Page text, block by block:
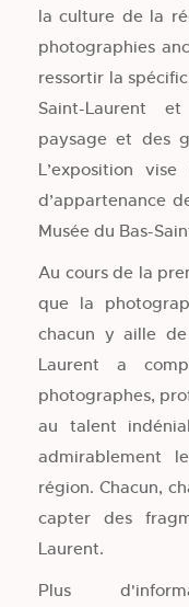
la culture de la
photographies
ressortir la
Saint-Laurent
paysage et des
L’exposition
d’appartenance
Musée du Bas-
Au cours de la
que la
chacun y aille
Laurent a
photographes,
au talent
admirablement
région. Chacun,
capter des
Laurent.
Plus